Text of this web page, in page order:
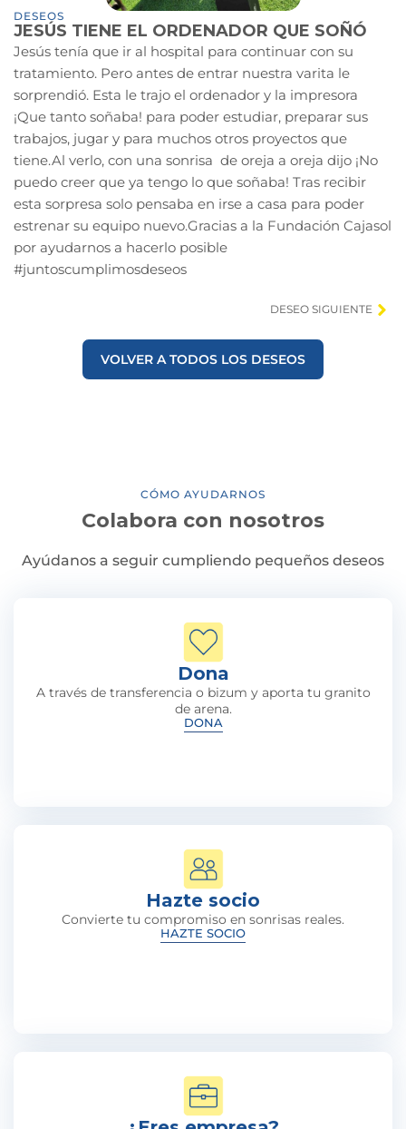
DESEOS
JESÚS TIENE EL ORDENADOR QUE SOÑÓ
Jesús tenía que ir al hospital para continuar con su
tratamiento. Pero antes de entrar nuestra varita le
sorprendió. Esta le trajo el ordenador y la impresora
¡Que tanto soñaba! para poder estudiar, preparar sus
trabajos, jugar y para muchos otros proyectos que
tiene.Al verlo, con una sonrisa de oreja a oreja dijo ¡No
puedo creer que ya tengo lo que soñaba! Tras recibir
esta sorpresa solo pensaba en irse a casa para poder
estrenar su equipo nuevo.Gracias a la Fundación Cajasol
por ayudarnos a hacerlo posible
#juntoscumplimosdeseos
DESEO SIGUIENTE
VOLVER A TODOS LOS DESEOS
CÓMO AYUDARNOS
Colabora con nosotros
Ayúdanos a seguir cumpliendo pequeños deseos
Dona
A través de transferencia o bizum y aporta tu granito
de arena.
DONA
Hazte socio
Convierte tu compromiso en sonrisas reales.
HAZTE SOCIO